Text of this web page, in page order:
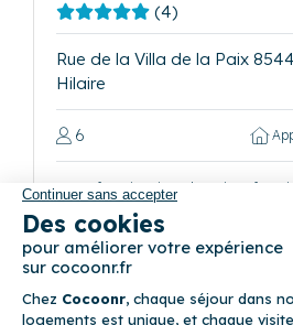
(4)
Rue de la Villa de la Paix
Hilaire
6
Draps fournis • Linge de maison fourni